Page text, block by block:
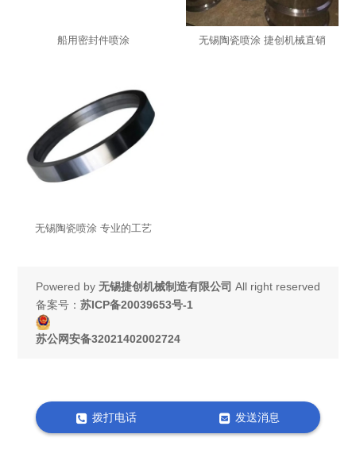
船用密封件喷涂 无锡陶瓷喷涂 捷创机械直销
无锡陶瓷喷涂 专业的工艺
Powered by 无锡捷创机械制造有限公司 All right reserved
备案号： 苏ICP备20039653号-1
苏公网安备32021402002724
拨打电话 发送消息